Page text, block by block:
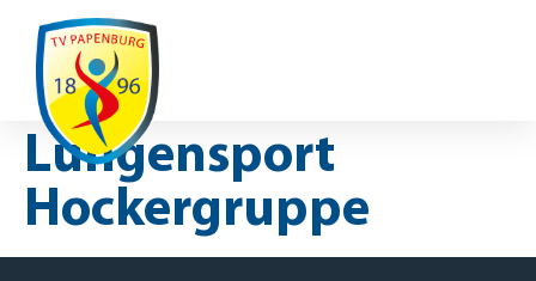
Ausfälle / Änderungen
Lungensport
Hockergruppe